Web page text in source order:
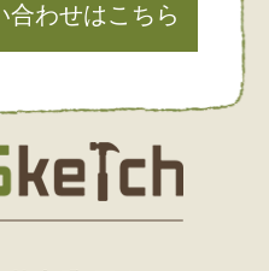
合わせはこちら